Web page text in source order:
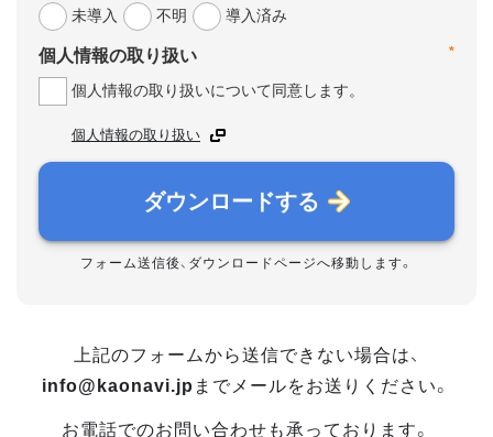
未導入
不明 導入済み
*
個人情報の取り扱い
個人情報の取り扱いについて同意します。
個人情報の取り扱い
ダウンロードする
フォーム送信後、ダウンロードページへ移動します。
上記のフォームから送信できない場合は、
info@kaonavi.jp までメールをお送りください。
お電話でのお問い合わせも承っております。